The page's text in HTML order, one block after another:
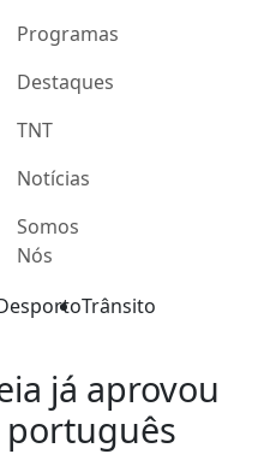
Programas
Destaques
TNT
Notícias
Somos
Nós
Trânsito
já aprovou
português